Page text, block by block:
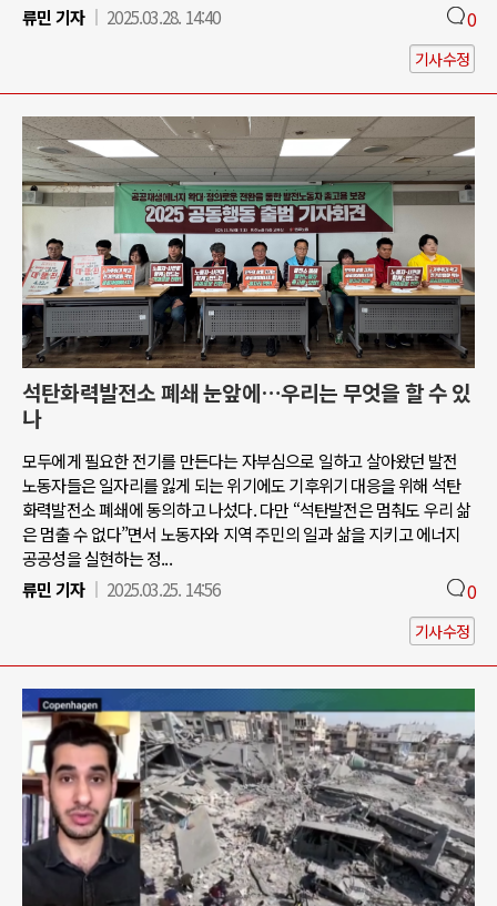
류민 기자
2025.03.28. 14:40 0
기사수정
석탄화력발전소 폐쇄 눈앞에…우리는 무엇을 할 수 있
나
모두에게 필요한 전기를 만든다는 자부심으로 일하고 살아왔던 발전
노동자들은 일자리를 잃게 되는 위기에도 기후위기 대응을 위해 석탄
화력발전소 폐쇄에 동의하고 나섰다. 다만 “석탄발전은 멈춰도 우리 삶
은 멈출 수 없다”면서 노동자와 지역 주민의 일과 삶을 지키고 에너지
공공성을 실현하는 정...
류민 기자
2025.03.25. 14:56 0
기사수정